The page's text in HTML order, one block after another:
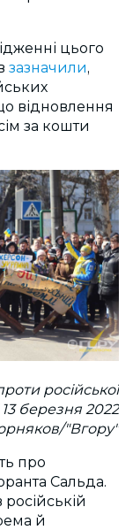
цього
зазначили,
відновлення
за кошти
російської
березня 2022
"Вгору"
про
Сальда.
й